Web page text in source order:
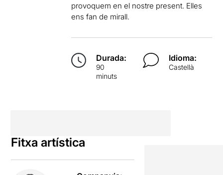
provoquem en el nostre present. Elles
ens fan de mirall.
Durada:
90
minuts
Idioma:
Castellà
Fitxa artística